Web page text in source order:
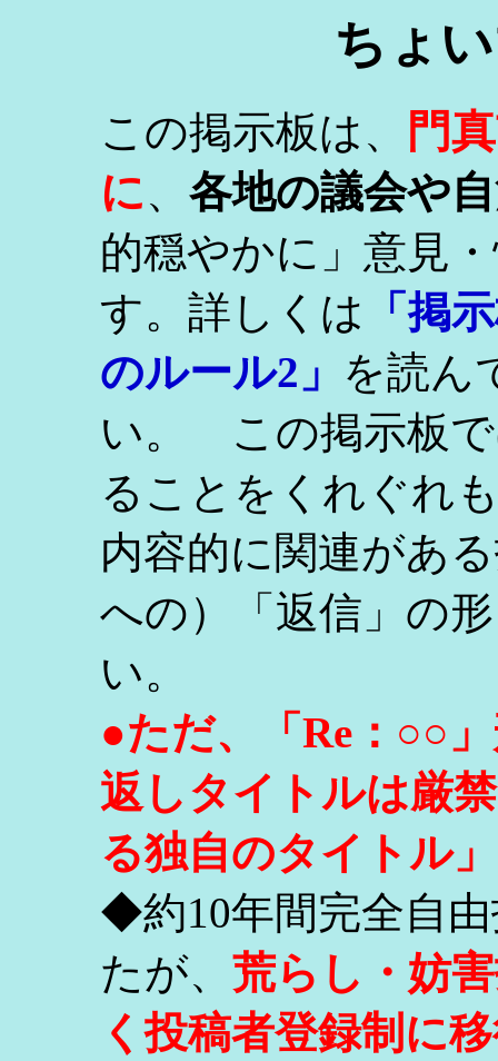
ちょ
この掲示板は、
門
に、 各地の議会や
的穏やかに」意見
す。詳しくは
「掲
のルール2」 を読ん
い。 この掲示板で
ることをくれぐれ
内容的に関連があ
への）「返信」の
い。
●ただ、「Re：○○
返しタイトルは厳
る独自のタイトル
◆約10年間完全自
たが、 荒らし・妨
く投稿者登録制に